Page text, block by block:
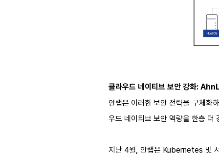
클라우드 네이티브 보안 강화:
안랩은 이러한 보안 전략을 구체화
우드 네이티브 보안 역량을 한층 더
지난 4월, 안랩은 Kubernetes 및